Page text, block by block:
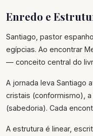
Enredo e
Santiago, pastor
egípcias. Ao encontrar
— conceito central do
A jornada leva Santiago
cristais (conformismo),
(sabedoria). Cada
A estrutura é linear,